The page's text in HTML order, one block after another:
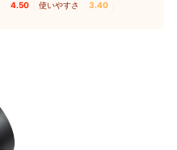
4.50 使いやすさ 3.40